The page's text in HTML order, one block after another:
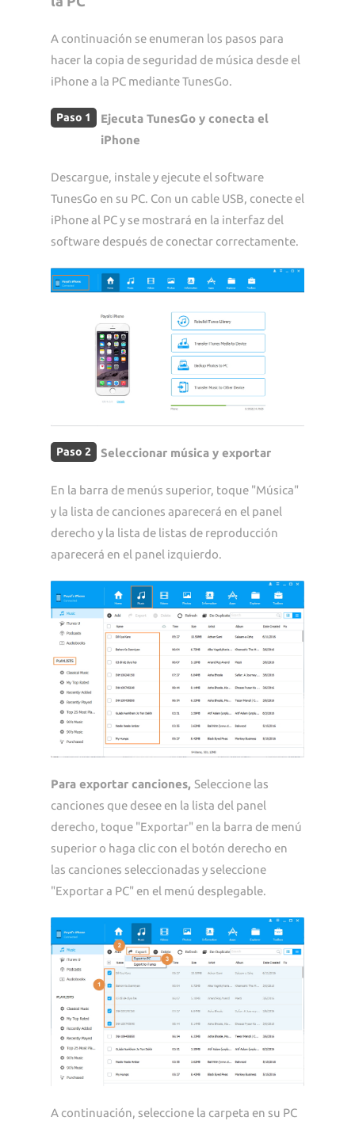
A continuación se enumeran los pasos para
hacer la copia de seguridad de música desde el
iPhone a la PC mediante TunesGo.
Paso 1
Ejecuta TunesGo y conecta el
iPhone
Descargue, instale y ejecute el software
TunesGo en su PC. Con un cable USB, conecte el
iPhone al PC y se mostrará en la interfaz del
software después de conectar correctamente.
Paso 2 Seleccionar música y exportar
En la barra de menús superior, toque "Música"
y la lista de canciones aparecerá en el panel
derecho y la lista de listas de reproducción
aparecerá en el panel izquierdo.
Para exportar canciones, Seleccione las
canciones que desee en la lista del panel
derecho, toque "Exportar" en la barra de menú
superior o haga clic con el botón derecho en
las canciones seleccionadas y seleccione
"Exportar a PC" en el menú desplegable.
A continuación, seleccione la carpeta en su PC